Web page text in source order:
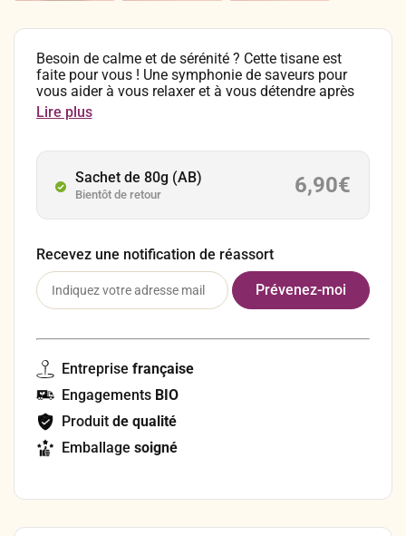
Besoin de calme et de sérénité ? Cette tisane est
faite pour vous ! Une symphonie de saveurs pour
vous aider à vous relaxer et à vous détendre après
une longue journée ! Composition : Pomme,
citronnelle, fenouil, carvi, mélisse, fève de cacao
tulsi, fleurs de bleuet. En infusion, comptez 1 à 2
cuillères à café par tasse (≈ 15 grammes par litre).
Laissez infuser pendant environ 8 minutes à 100°C
dans un endroit sec, à l’abri de la chaleur et de la
Lire plus
Sachet de 80g (AB)
Bientôt de retour 6,90€
Recevez une notification de réassort
Entreprise française
Engagements BIO
Produit de qualité
Emballage soigné